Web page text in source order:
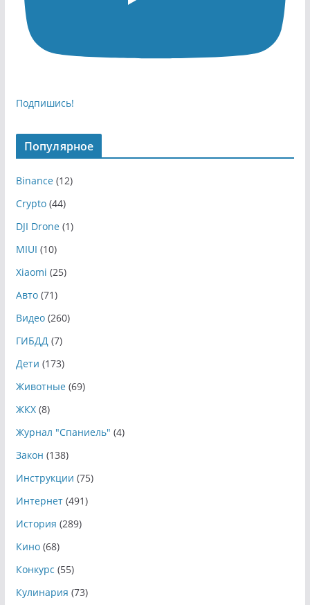
Подпишись!
Популярное
Binance(12)
Crypto(44)
DJI Drone(1)
MIUI (10)
Xiaomi (25)
Авто(71)
Видео(260)
ГИБДД(7)
Дети (173)
Животные(69)
ЖКХ(8)
Журнал "Спаниель" (4)
Закон (138)
Инструкции (75)
Интернет(491)
История (289)
Кино(68)
Конкурс (55)
Кулинария (73)